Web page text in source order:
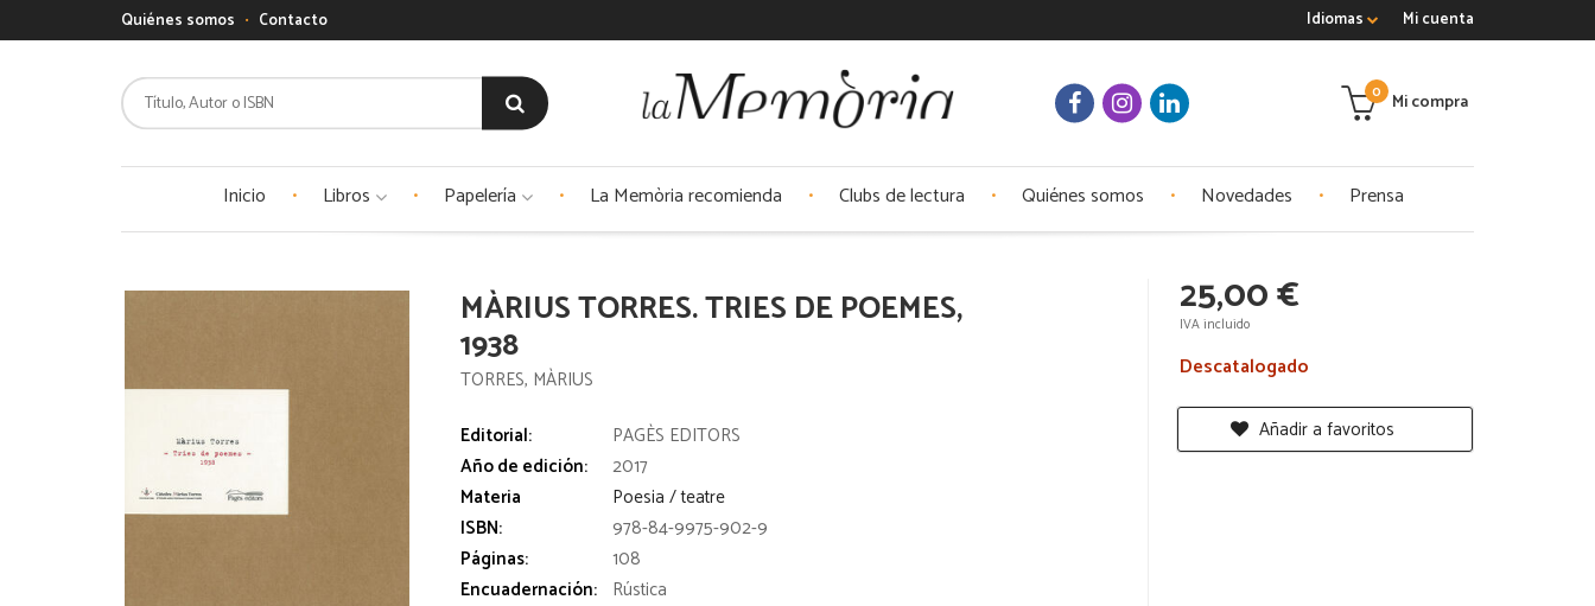
Mi cuenta
Idiomas
Quiénes somos Contacto
Mi compra
0
Inicio Libros Papelería La Memòria recomienda Clubs de lectura Quiénes somos Novedades Prensa
MÀRIUS TORRES. TRIES DE POEMES,
1938
TORRES, MÀRIUS
Editorial:
PAGÈS EDITORS
Año de edición:
2017
Materia
Poesia / teatre
ISBN:
978-84-9975-902-9
Páginas:
108
Encuadernación: Rústica
25,00 €
IVA incluido
Descatalogado
Añadir a favoritos